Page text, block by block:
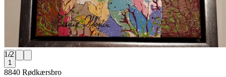
1/2
1
8840 Rødkærsbro